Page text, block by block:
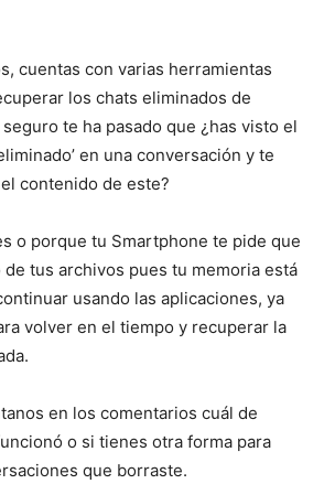
cuentas con varias herramientas
los chats eliminados de
te ha pasado que ¿has visto el
en una conversación y te
contenido de este?
o porque tu Smartphone te pide que
tus archivos pues tu memoria está
usando las aplicaciones, ya
volver en el tiempo y recuperar la
en los comentarios cuál de
o si tienes otra forma para
que borraste.